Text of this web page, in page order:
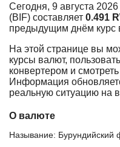
Сегодня, 9 августа
(BIF) составляет 0.491
предыдущим днём курс
На этой странице вы
курсы валют,
конвертером и
Информация
реальную ситуацию на
О валюте
Называние: Бурундийский